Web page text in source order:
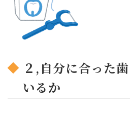
２,自分に合った
いるか